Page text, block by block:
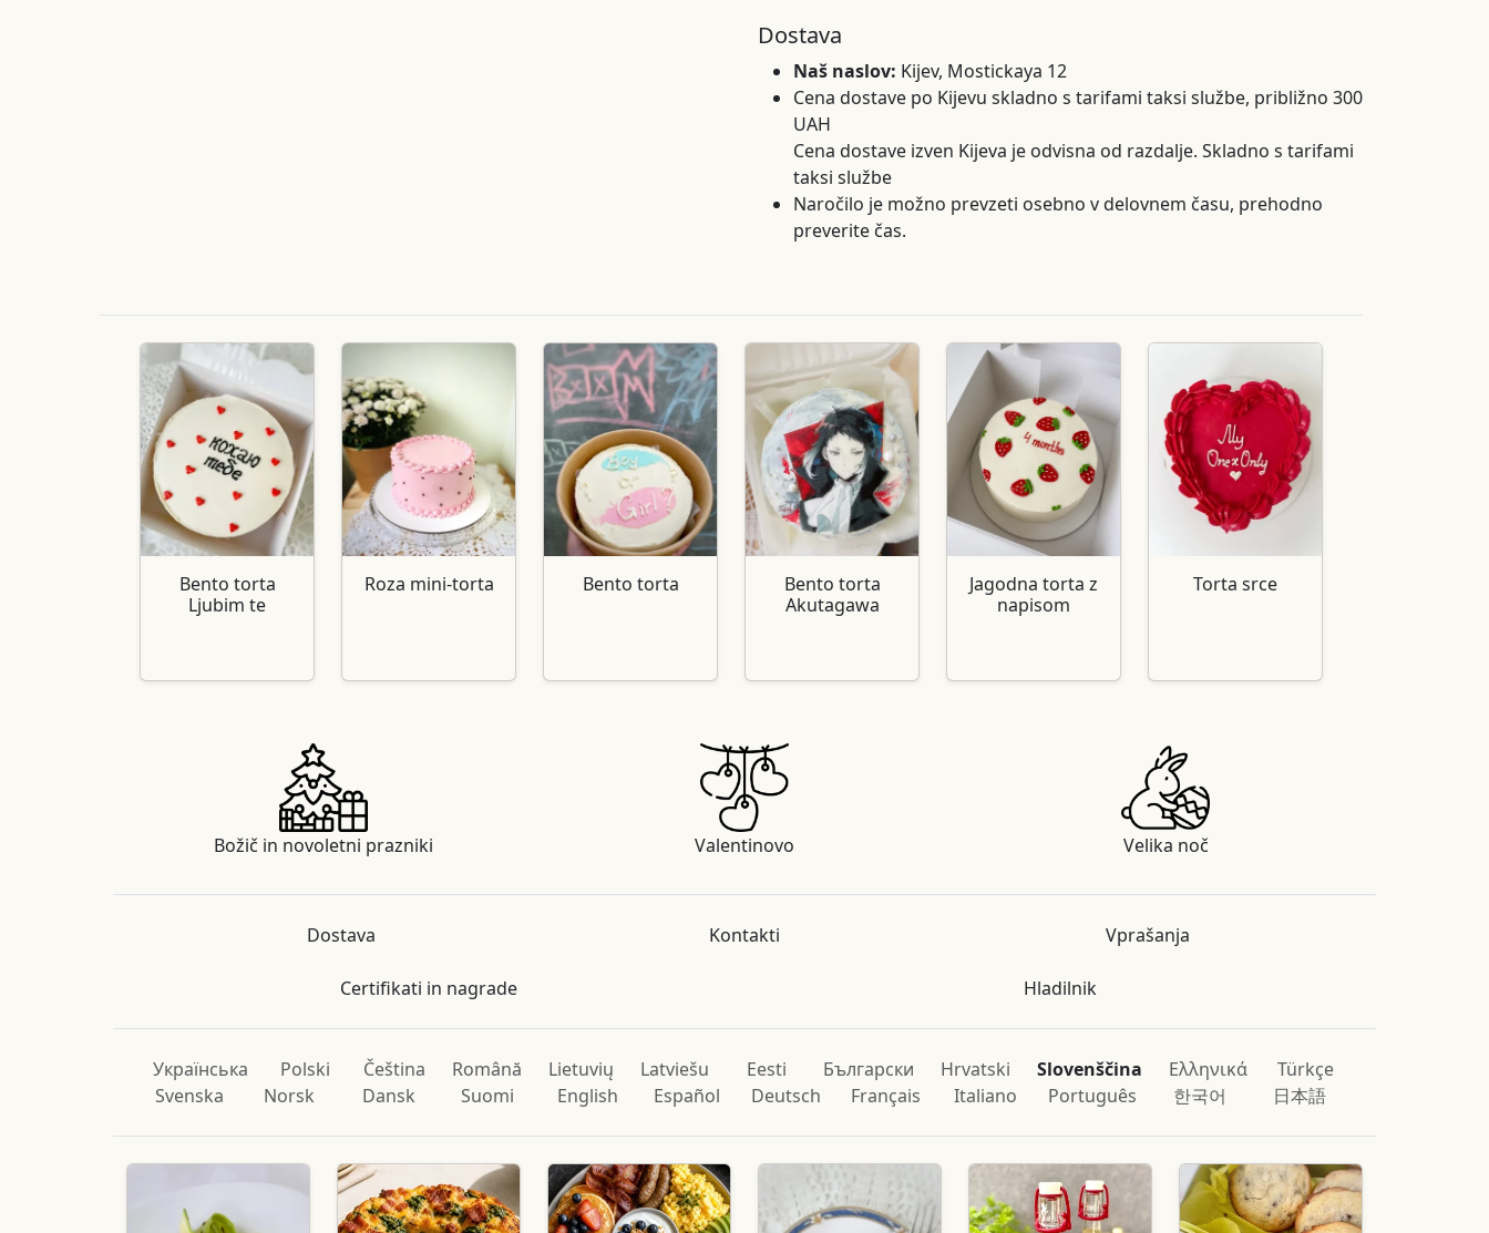
Dostava
Naš naslov: Kijev, Mostickaya 12
Cena dostave po Kijevu skladno s tarifami taksi službe, približno 300
UAH
Cena dostave izven Kijeva je odvisna od razdalje. Skladno s tarifami
taksi službe
Naročilo je možno prevzeti osebno v delovnem času, prehodno
preverite čas.
Bento torta
Ljubim te
Roza mini-torta Bento torta
Bento torta
Akutagawa
Jagodna torta z
napisom
Torta srce
Božič in novoletni prazniki Valentinovo Velika noč
Dostava Kontakti Vprašanja
Certifikati in nagrade Hladilnik
Українська Polski Čeština Română Lietuvių Latviešu Eesti Български Hrvatski Slovenščina Ελληνικά
Türkçe
Svenska
Norsk Dansk Suomi English Español Deutsch Français Italiano Português 한국어 日本語